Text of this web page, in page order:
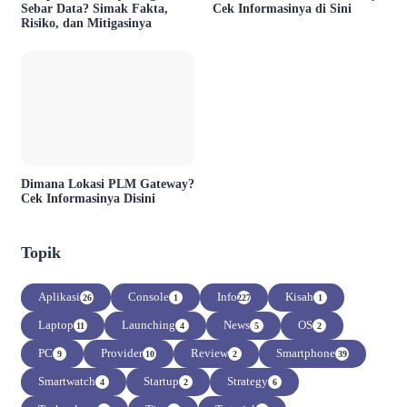
Sebar Data? Simak Fakta,
Risiko, dan Mitigasinya
Cek Informasinya di Sini
Dimana Lokasi PLM Gateway?
Cek Informasinya Disini
Topik
Aplikasi 26 Console 1 Info227 Kisah 1
Laptop 11 Launching 4 News 5 OS 2
PC 9 Provider 10 Review 2 Smartphone 39
Smartwatch 4 Startup 2 Strategy 6